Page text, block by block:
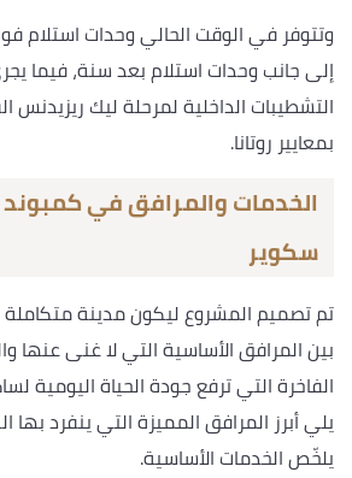
وتتوفر في الوقت الحالي وحدات استلام
إلى جانب وحدات استلام بعد سنة، فيما
التشطيبات الداخلية لمرحلة ليك ريزيدنس
بمعايير روتانا.
الخدمات والمرافق في
سكوير
تم تصميم المشروع ليكون مدينة متكاملة
بين المرافق الأساسية التي لا غنى عنها
الفاخرة التي ترفع جودة الحياة اليومية
يلي أبرز المرافق المميزة التي ينفرد بها
يلخّص الخدمات الأساسية.